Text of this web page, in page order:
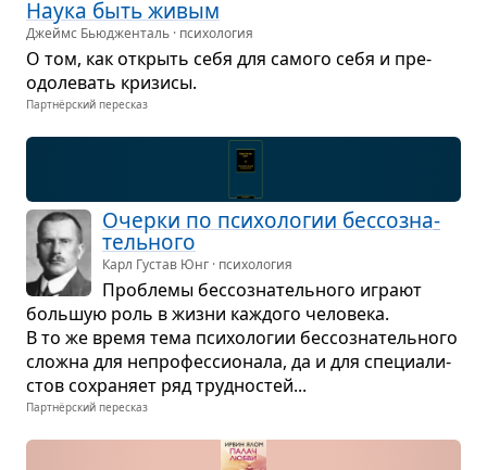
Наука быть живым
Джеймс Бьюдженталь · психология
О том, как открыть себя для самого себя и пре­
одо­ле­вать кри­зисы.
Партнёрский пересказ
Очерки по пси­хо­ло­гии бес­со­зна­
тель­ного
Карл Густав Юнг · психология
Про­блемы бес­со­зна­тель­ного играют
боль­шую роль в жизни каж­дого чело­века.
В то же время тема пси­хо­ло­гии бес­со­зна­тель­ного
сложна для непро­фес­си­о­нала, да и для спе­ци­а­ли­
стов сохра­няет ряд труд­но­стей...
Партнёрский пересказ